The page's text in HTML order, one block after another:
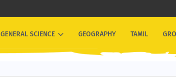
GENERAL SCIENCE GEOGRAPHY TAMIL